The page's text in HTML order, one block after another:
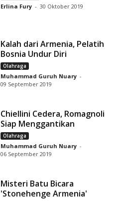
Erlina Fury - 30 Oktober 2019
Kalah dari Armenia, Pelatih
Bosnia Undur Diri
Olahraga
Muhammad Guruh Nuary -
09 September 2019
Chiellini Cedera, Romagnoli
Siap Menggantikan
Olahraga
Muhammad Guruh Nuary -
06 September 2019
Misteri Batu Bicara
'Stonehenge Armenia'